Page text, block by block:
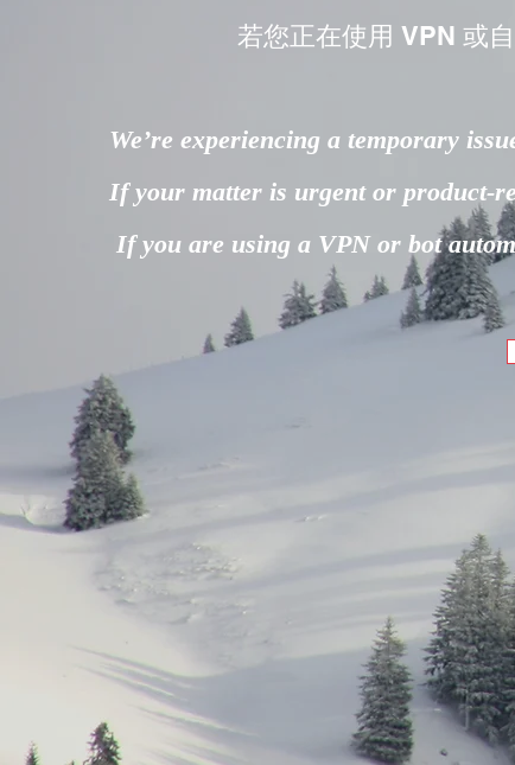
若您正在使用 VPN 或
We’re experiencing a temporary
If your matter is urgent or product-
If you are using a VPN or bot